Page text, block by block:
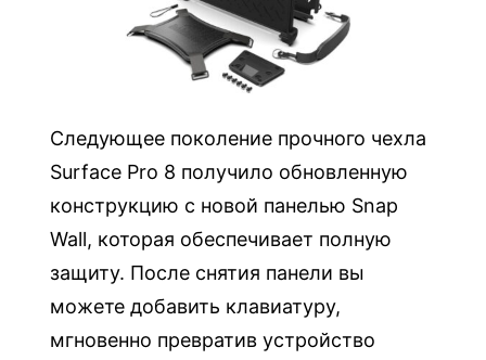
i
l
m
a
n
Следующее поколение прочного чехла
Surface Pro 8 получило обновленную
конструкцию с новой панелью Snap
Wall, которая обеспечивает полную
защиту. После снятия панели вы
можете добавить клавиатуру,
мгновенно превратив устройство